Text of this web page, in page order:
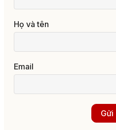
Họ và tên
Email
Gửi